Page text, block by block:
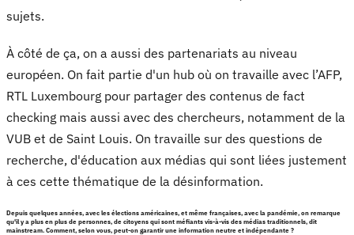
sujets.
À côté de ça, on a aussi des partenariats au niveau
européen. On fait partie d'un hub où on travaille avec l’AFP,
RTL Luxembourg pour partager des contenus de fact
checking mais aussi avec des chercheurs, notamment de la
VUB et de Saint Louis. On travaille sur des questions de
recherche, d'éducation aux médias qui sont liées justement
à ces cette thématique de la désinformation.
Depuis quelques années, avec les élections américaines, et même françaises, avec la pandémie, on remarque
qu'il y a plus en plus de personnes, de citoyens qui sont méfiants vis-à-vis des médias traditionnels, dit
mainstream. Comment, selon vous, peut-on garantir une information neutre et indépendante ?